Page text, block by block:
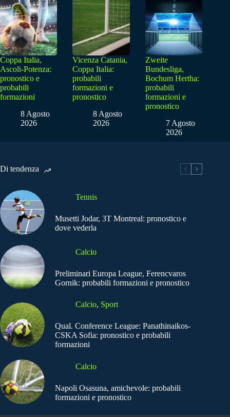
Coppa Italia,
Ascoli-Potenza:
pronostico e
probabili
formazioni
8 Agosto
2026
Vicenza Catania,
Coppa Italia:
probabili
formazioni e
pronostico
8 Agosto
2026
Zweite
Bundesliga,
Bochum Hertha:
probabili
formazioni e
pronostico
7 Agosto
2026
Di tendenza
Tennis
Musetti Jodar, 3T Montreal: pronostico e
dove vederla
Calcio
Preliminari Europa League, Ferencvaros
Gornik: probabili formazioni e pronostico
Calcio, Sport
Qual. Conference League: Panathinaikos-
CSKA Sofia: pronostico e probabili
formazioni
Calcio
Napoli Osasuna, amichevole: probabili
formazioni e pronostico